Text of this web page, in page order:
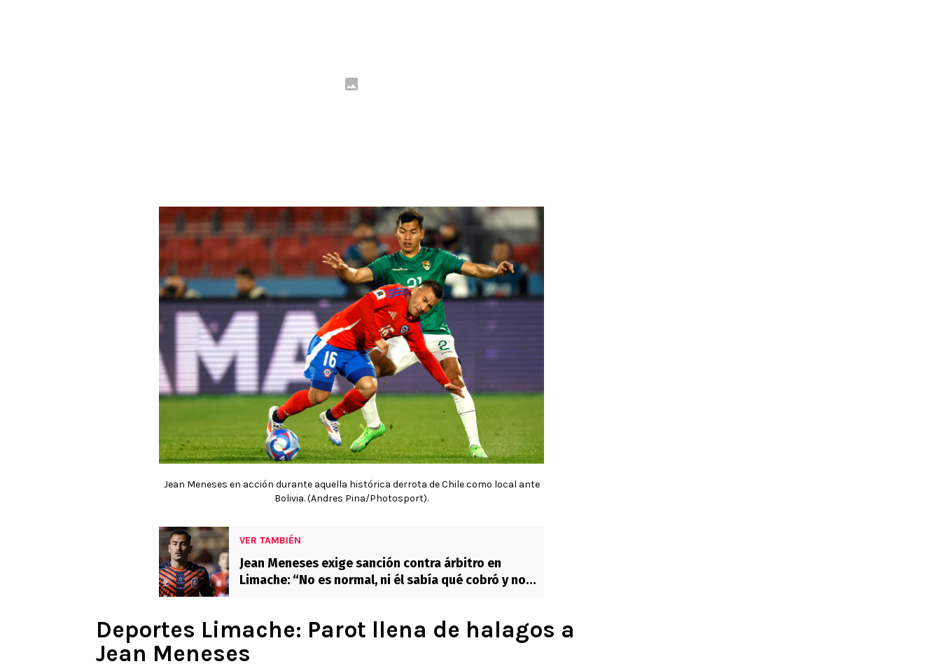
Jean Meneses en acción durante aquella histórica derrota de Chile como local ante
Bolivia. (Andres Pina/Photosport).
VER TAMBIÉN
Jean Meneses exige sanción contra árbitro en
Limache: “No es normal, ni él sabía qué cobró y no
Deportes Limache: Parot llena de halagos a
Jean Meneses